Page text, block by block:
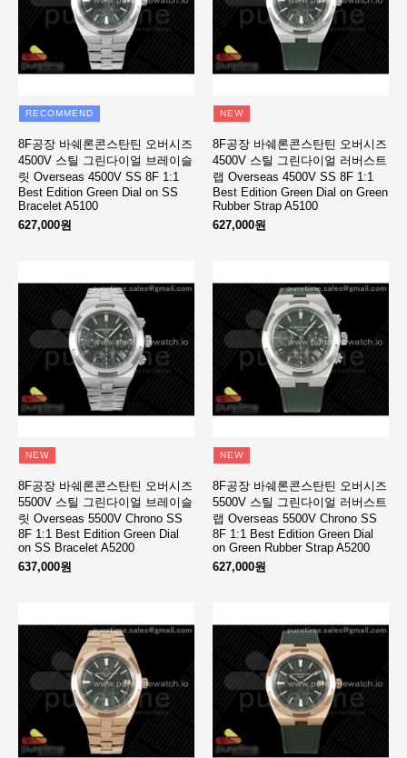
RECOMMEND
8F공장 바쉐론콘스탄틴 오버시즈
4500V 스틸 그린다이얼 브레이슬
릿 Overseas 4500V SS 8F 1:1
Best Edition Green Dial on SS
Bracelet A5100
627,000원
NEW
8F공장 바쉐론콘스탄틴 오버시즈
4500V 스틸 그린다이얼 러버스트
랩 Overseas 4500V SS 8F 1:1
Best Edition Green Dial on Green
Rubber Strap A5100
627,000원
NEW
8F공장 바쉐론콘스탄틴 오버시즈
5500V 스틸 그린다이얼 브레이슬
릿 Overseas 5500V Chrono SS
8F 1:1 Best Edition Green Dial
on SS Bracelet A5200
637,000원
NEW
8F공장 바쉐론콘스탄틴 오버시즈
5500V 스틸 그린다이얼 러버스트
랩 Overseas 5500V Chrono SS
8F 1:1 Best Edition Green Dial
on Green Rubber Strap A5200
627,000원